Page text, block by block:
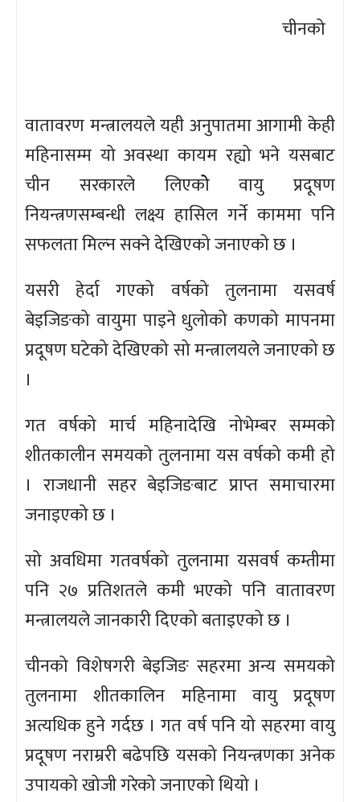
चीनको
वातावरण मन्त्रालयले यही अनुपातमा आगामी केही
महिनासम्म यो अवस्था कायम रह्यो भने यसबाट
चीन सरकारले लिएकोे वायु प्रदूषण
नियन्त्रणसम्बन्धी लक्ष्य हासिल गर्ने काममा पनि
सफलता मिल्न सक्ने देखिएको जनाएको छ ।
यसरी हेर्दा गएको वर्षको तुलनामा यसवर्ष
बेइजिङको वायुमा पाइने धुलोको कणको मापनमा
प्रदूषण घटेको देखिएको सो मन्त्रालयले जनाएको छ
।
गत वर्षको मार्च महिनादेखि नोभेम्बर सम्मको
शीतकालीन समयको तुलनामा यस वर्षको कमी हो
। राजधानी सहर बेइजिङबाट प्राप्त समाचारमा
जनाइएको छ ।
सो अवधिमा गतवर्षको तुलनामा यसवर्ष कम्तीमा
पनि २७ प्रतिशतले कमी भएको पनि वातावरण
मन्त्रालयले जानकारी दिएको बताइएको छ ।
चीनको विशेषगरी बेइजिङ सहरमा अन्य समयको
तुलनामा शीतकालिन महिनामा वायु प्रदूषण
अत्यधिक हुने गर्दछ । गत वर्ष पनि यो सहरमा वायु
प्रदूषण नराम्ररी बढेपछि यसको नियन्त्रणका अनेक
उपायको खोजी गरेको जनाएको थियो ।